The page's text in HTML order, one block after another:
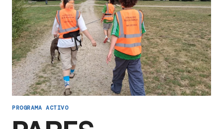
PROGRAMA ACTIVO